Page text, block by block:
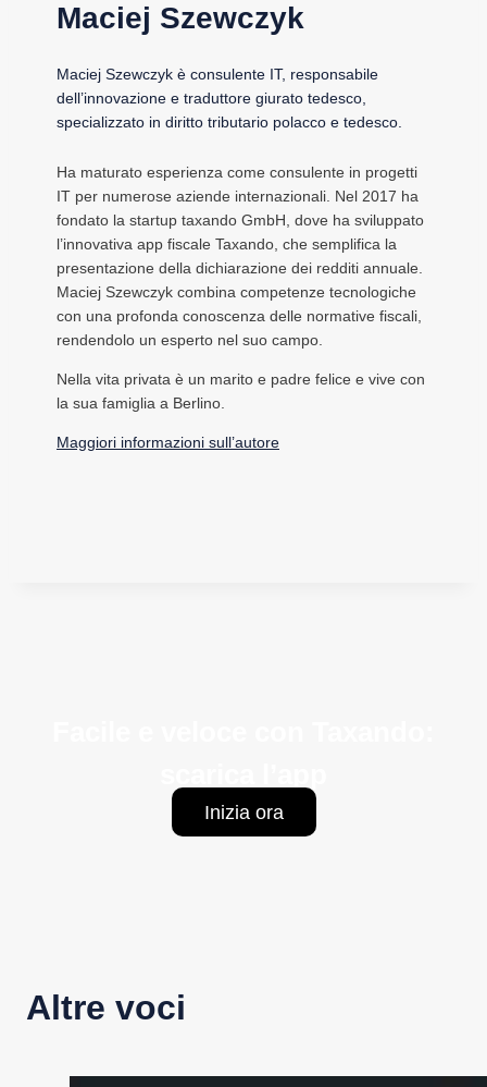
Maciej Szewczyk
Maciej Szewczyk è consulente IT, responsabile
dell’innovazione e traduttore giurato tedesco,
specializzato in diritto tributario polacco e tedesco.
Ha maturato esperienza come consulente in progetti
IT per numerose aziende internazionali. Nel 2017 ha
fondato la startup taxando GmbH, dove ha sviluppato
l’innovativa app fiscale Taxando, che semplifica la
presentazione della dichiarazione dei redditi annuale.
Maciej Szewczyk combina competenze tecnologiche
con una profonda conoscenza delle normative fiscali,
rendendolo un esperto nel suo campo.
Nella vita privata è un marito e padre felice e vive con
la sua famiglia a Berlino.
Maggiori informazioni sull’autore
Inizia ora
Altre voci